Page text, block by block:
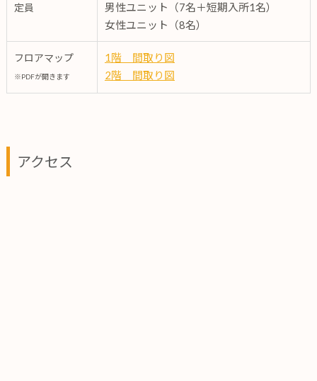
定員
男性ユニット（7名＋短期入所1名）
女性ユニット（8名）
フロアマップ
※PDFが開きます
1階 間取り図
2階 間取り図
アクセス